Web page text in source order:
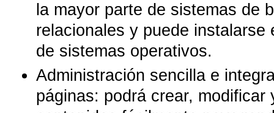
la mayor parte de sistemas de
relacionales y puede instalarse
de sistemas operativos.
Administración sencilla e
páginas: podrá crear, modificar